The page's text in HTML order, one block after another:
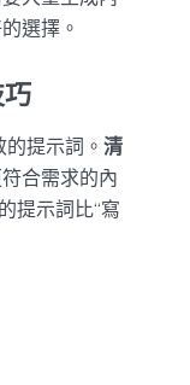
選擇。
提示詞。 清
合需求的內
提示詞比“寫